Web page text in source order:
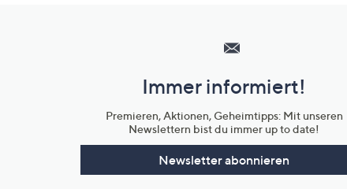
Unternehmensinformationen
Immer informiert!
Premieren, Aktionen, Geheimtipps: Mit unseren
Newslettern bist du immer up to date!
Newsletter abonnieren